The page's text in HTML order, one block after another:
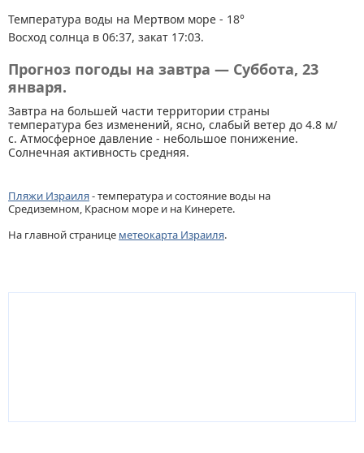
Температура воды на Мертвом море - 18°
Восход солнца в 06:37, закат 17:03.
Прогноз погоды на завтра — Суббота, 23
января.
Завтра на большей части территории страны
температура без изменений, ясно, слабый ветер до 4.8 м/
с. Атмосферное давление - небольшое понижение.
Солнечная активность средняя.
Пляжи Израиля- температура и состояние воды на
Средиземном, Красном море и на Кинерете.
На главной странице метеокарта Израиля.